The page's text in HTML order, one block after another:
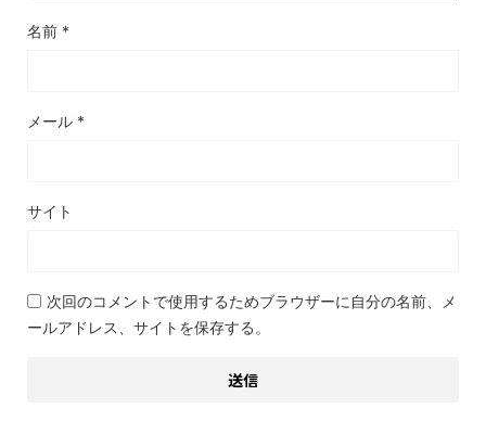
名前 *
メール *
サイト
次回のコメントで使用するためブラウザーに自分の名前、メ
ールアドレス、サイトを保存する。